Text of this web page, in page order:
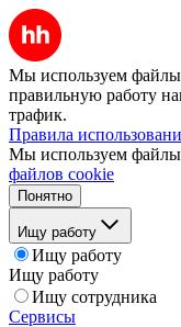
Мы используем файлы
правильную работу
трафик.
Правила
Мы используем файлы
файлов cookie
Понятно
Ищу работу
Ищу работу
Ищу работу
Ищу сотрудника
Сервисы